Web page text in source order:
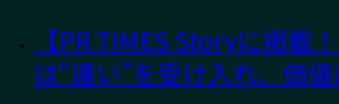
【PR TIMES Storyに掲
は“違い”を受け入れ、価